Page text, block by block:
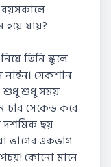
বয়সকালে
যায়?
তিনি স্কুলে
নাইন। সেকশান
শুধু শুধু সময়
চার সেকেন্ড করে
দশমিক ছয়
ভাগের একভাগ
কোনো মানে